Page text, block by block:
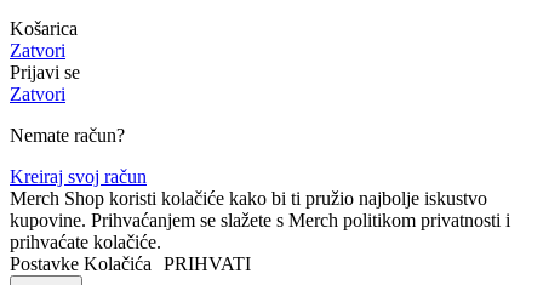
Košarica
Zatvori
Prijavi se
Zatvori
Nemate račun?
Kreiraj svoj račun
Merch Shop koristi kolačiće kako bi ti pružio najbolje iskustvo
kupovine. Prihvaćanjem se slažete s Merch politikom privatnosti i
prihvaćate kolačiće.
Postavke Kolačića PRIHVATI